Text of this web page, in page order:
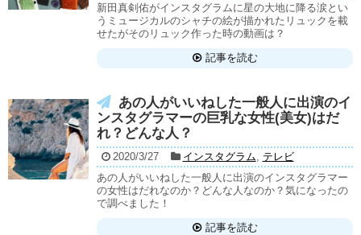
新田真剣佑がインスタグラムに星の大地に降る涙とい
うミュージカルのシャチの絵が描かれたリュックを載
せたがそのリュック作った時の動画は？
記事を読む
あの人がいいねした一般人に出演のイ
ンスタグラマーの巨乳な女性(美女)はだ
れ？どんな人？
2020/3/27 インスタグラム
テレビ
あの人がいいねした一般人に出演のインスタグラマー
の女性はだれなのか？どんな人なのか？気になったの
で調べました！
記事を読む